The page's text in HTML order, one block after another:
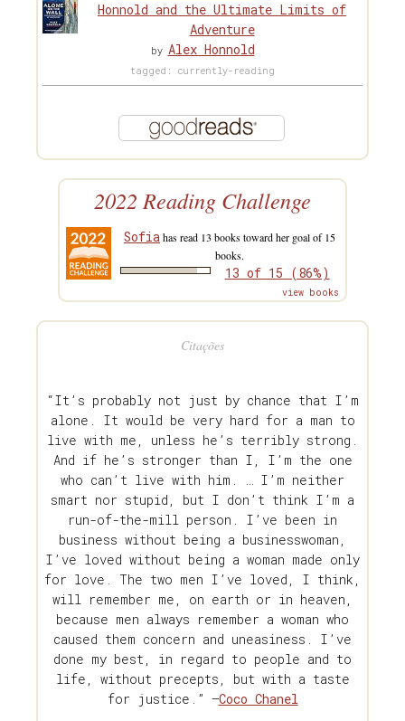
Honnold and the Ultimate Limits of
Adventure
by Alex Honnold
tagged: currently-reading
2022 Reading Challenge
Sofiahas read 13 books toward her goal of 15
books.
13 of 15 (86%)
view books
Citações
“It’s probably not just by chance that I’m
alone. It would be very hard for a man to
live with me, unless he’s terribly strong.
And if he’s stronger than I, I’m the one
who can’t live with him. … I’m neither
smart nor stupid, but I don’t think I’m a
run-of-the-mill person. I’ve been in
business without being a businesswoman,
I’ve loved without being a woman made only
for love. The two men I’ve loved, I think,
will remember me, on earth or in heaven,
because men always remember a woman who
caused them concern and uneasiness. I’ve
done my best, in regard to people and to
life, without precepts, but with a taste
for justice.” —Coco Chanel